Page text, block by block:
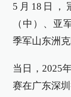
5月18日，
（中）、亚
季军山东洲
当日，2025
赛在广东深圳